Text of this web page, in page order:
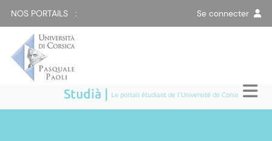
NOS PORTAILS : Se connecter
Studià | Le portail étudiant de l'Université de Corse